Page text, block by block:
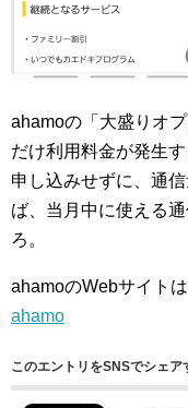
ahamoの「大盛りオ
だけ利用料金が発生
申し込みせずに、通
ば、当月中に使える
ろ。
ahamoのWebサイトは
ahamo
このエントリをSNSでシェア